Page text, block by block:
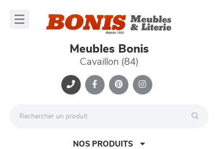
Meubles Bonis
Cavaillon (84)
NOS PRODUITS